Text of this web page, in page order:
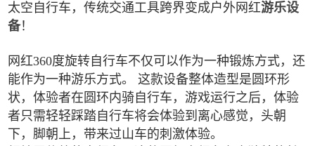
太空自行车，传统交通工具跨界变成户外网红游乐设
备！
网红360度旋转自行车不仅可以作为一种锻炼方式，还
能作为一种游乐方式。 这款设备整体造型是圆环形
状，体验者在圆环内骑自行车，游戏运行之后，体验
者只需轻轻踩踏自行车将会体验到离心感觉，头朝
下，脚朝上，带来过山车的刺激体验。